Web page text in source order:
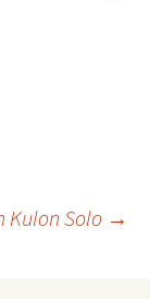
Kulon Solo →